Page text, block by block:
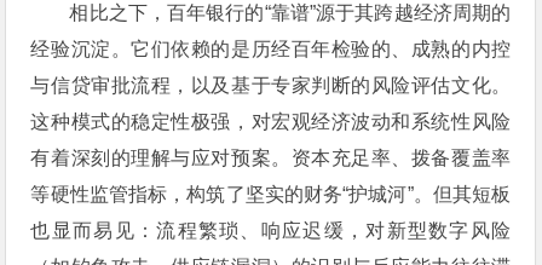
相比之下，百年银行的“靠谱”源于其跨越经济周期的
经验沉淀。它们依赖的是历经百年检验的、成熟的内控
与信贷审批流程，以及基于专家判断的风险评估文化。
这种模式的稳定性极强，对宏观经济波动和系统性风险
有着深刻的理解与应对预案。资本充足率、拨备覆盖率
等硬性监管指标，构筑了坚实的财务“护城河”。但其短板
也显而易见：流程繁琐、响应迟缓，对新型数字风险